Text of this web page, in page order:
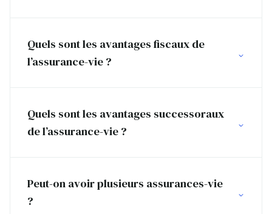
Quels sont les avantages fiscaux de
l’assurance-vie ?
Quels sont les avantages successoraux
de l’assurance-vie ?
Peut-on avoir plusieurs assurances-vie
?